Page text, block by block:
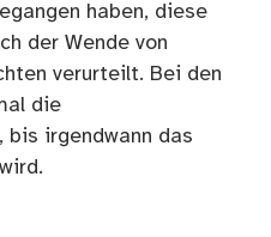
haben, diese
der Wende von
verurteilt. Bei den
die
bis irgendwann das